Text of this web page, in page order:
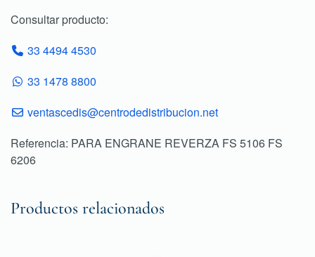
Consultar producto:
33 4494 4530
33 1478 8800
ventascedis@centrodedistribucion.net
Referencia: PARA ENGRANE REVERZA FS 5106 FS
6206
Productos relacionados